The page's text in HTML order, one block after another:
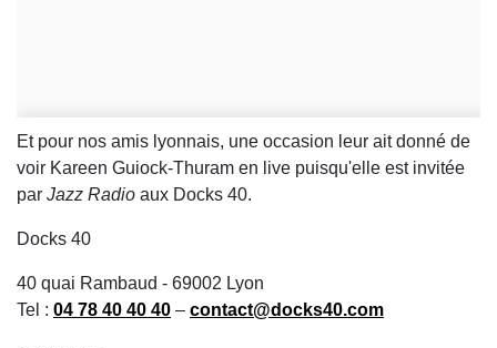
Et pour nos amis lyonnais, une occasion leur ait donné de
voir Kareen Guiock-Thuram en live puisqu'elle est invitée
par Jazz Radio aux Docks 40.
Docks 40
40 quai Rambaud - 69002 Lyon
Tel : 04 78 40 40 40 – contact@docks40.com